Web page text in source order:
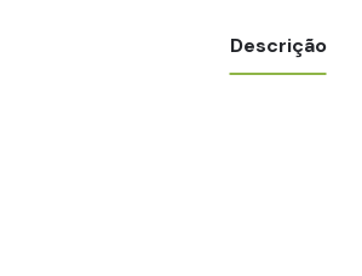
Descrição